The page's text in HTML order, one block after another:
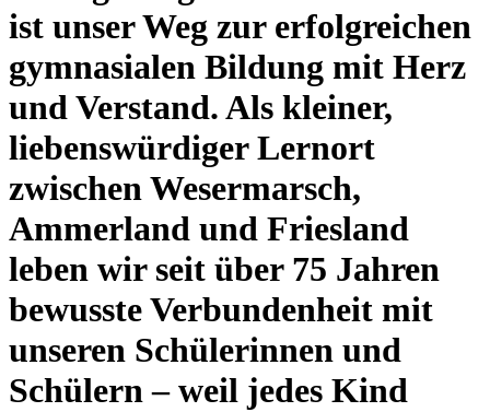
ist unser Weg zur erfolgreichen
gymnasialen Bildung mit Herz
und Verstand. Als kleiner,
liebenswürdiger Lernort
zwischen Wesermarsch,
Ammerland und Friesland
leben wir seit über 75 Jahren
bewusste Verbundenheit mit
unseren Schülerinnen und
Schülern – weil jedes Kind